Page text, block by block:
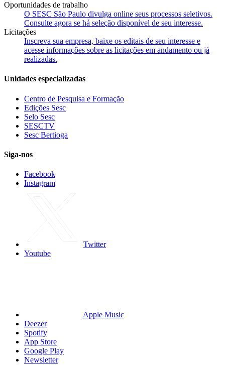
Oportunidades de trabalho
O SESC São Paulo divulga online seus processos seletivos.
Consulte agora se há seleção disponível de seu interesse.
Licitações
Inscreva sua empresa, baixe os editais de seu interesse e
acesse informações sobre as licitações em andamento ou já
realizadas.
Unidades especializadas
Centro de Pesquisa e Formação
Edições Sesc
Selo Sesc
SESCTV
Sesc Bertioga
Siga-nos
Facebook
Instagram
Twitter
Youtube
Apple Music
Deezer
Spotify
App Store
Google Play
Newsletter